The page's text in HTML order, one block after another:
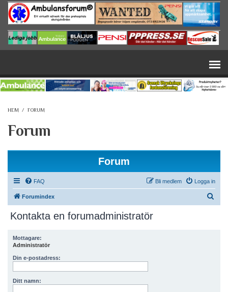
Hoppa till huvudinnehåll
HEM / FORUM
Forum